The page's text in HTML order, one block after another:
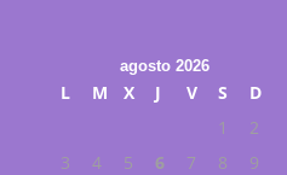
agosto 2026
L M X J V S
D
1
2
3
4 5 6 7 8
9